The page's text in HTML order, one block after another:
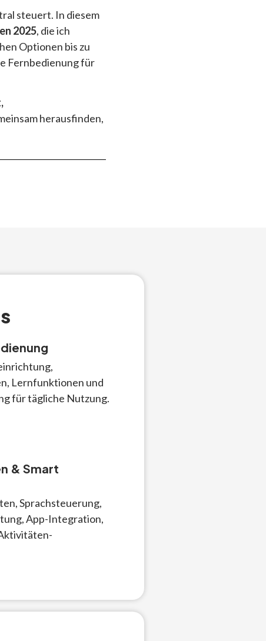
steuert. In diesem
2025, die ich
Optionen bis zu
Fernbedienung für
herausfinden,
Lernfunktionen und
für tägliche Nutzung.
& Smart
Sprachsteuerung,
App-Integration,